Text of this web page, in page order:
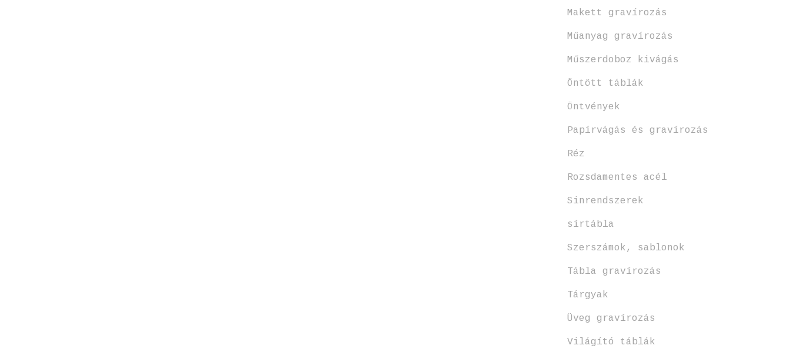
Makett gravírozás
Műanyag gravírozás
Műszerdoboz kivágás
Öntött táblák
Öntvények
Papírvágás és gravírozás
Réz
Rozsdamentes acél
Sinrendszerek
sírtábla
Szerszámok, sablonok
Tábla gravírozás
Tárgyak
Üveg gravírozás
Világító táblák